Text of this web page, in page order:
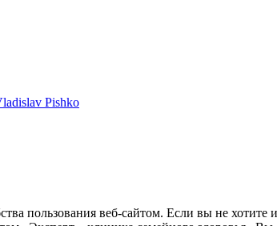
Pishko
пользования веб-сайтом. Если вы не хотите